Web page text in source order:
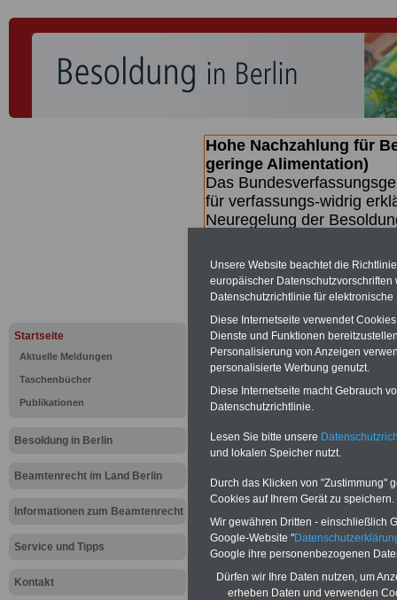
Startseite
Aktuelle Meldungen
Taschenbücher
Publikationen
Besoldung in Berlin
Beamtenrecht im Land Berlin
Informationen zum Beamtenrecht
Service und Tipps
Kontakt
Hohe Nachzahlung für
geringe Alimentation)
Das
für verfassungs-widrig
Neuregelung der
Nachzahlungen
Beamtezwischenmind.
SERVICE gibt hierzu
dem Beschluss des
wird (wahrscheinlich im
Broschüre.
Bundesbesoldungsgesetz
PDF-SERVICE mit Büchern und
Zum Komplettpreis von nur 15 Euro
Bücher und eBooks zum
herunterladen, lesen und
Geld, Tarifrecht,
Nebentätigkeitsrecht, Frauen im
Berufseinstieg im öffentlichen
Daneben bieten wir Mustervorlagen
Schriftwechsel mit der
Nebentätigkeit, Anträgen auf Teilzeit
Unsere Website beachtet die
europäischer
Datenschutzrichtlinie für
Diese Internetseite verwendet
Dienste und Funktionen
Personalisierung von Anzeigen
personalisierte Werbung genutzt.
Diese Internetseite macht Gebrauch
Datenschutzrichtlinie.
Lesen Sie bitte unsere
und lokalen Speicher nutzt.
Durch das Klicken von "Zustimmung"
Cookies auf Ihrem Gerät zu speichern.
Wir gewähren Dritten - einschließlich
Google-Website "
Google ihre personenbezogenen
Dürfen wir Ihre Daten nutzen, um
erheben Daten und verwenden